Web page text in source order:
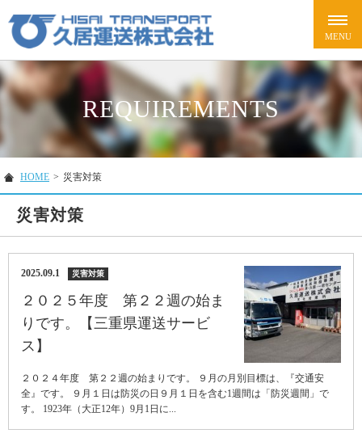
REQUIREMENTS
HOME > 災害対策
災害対策
2025.09.1 災害対策
２０２５年度 第２２週の始ま
りです。【三重県運送サービ
ス】
２０２４年度 第２２週の始まりです。 ９月の月別目標は、『交通安
全』です。 ９月１日は防災の日９月１日を含む1週間は「防災週間」で
す。 1923年（大正12年）9月1日に...